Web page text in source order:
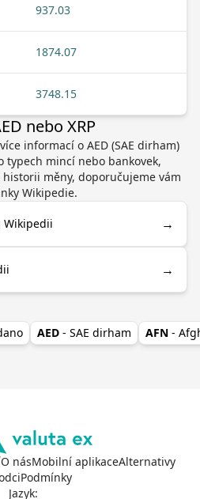
937.03
1874.07
3748.15
nebo XRP
informací o AED (SAE dirham)
typech mincí nebo bankovek,
měny, doporučujeme vám
Wikipedie.
Wikipedii →
→
AED - SAE dirham AFN -
O násMobilní aplikaceAlternativy
Podmínky
Jazyk: